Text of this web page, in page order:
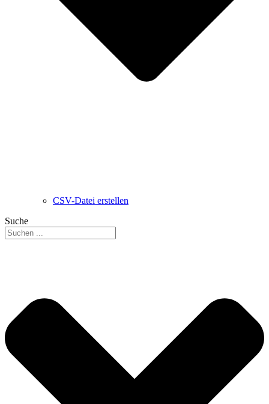
CSV-Datei erstellen
Suche